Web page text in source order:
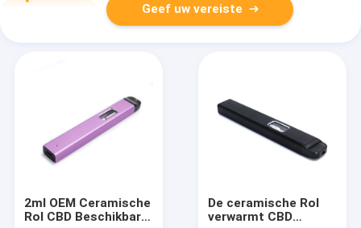
Geef uw vereiste
2ml OEM Ceramische
Rol CBD Beschikbare
De ceramische Rol
verwarmt CBD